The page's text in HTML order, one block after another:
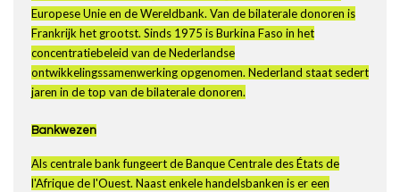
Europese Unie en de Wereldbank. Van de bilaterale donoren is
Frankrijk het grootst. Sinds 1975 is Burkina Faso in het
concentratiebeleid van de Nederlandse
ontwikkelingssamenwerking opgenomen. Nederland staat sedert
jaren in de top van de bilaterale donoren.
Bankwezen
Als centrale bank fungeert de Banque Centrale des États de
l'Afrique de l'Ouest. Naast enkele handelsbanken is er een